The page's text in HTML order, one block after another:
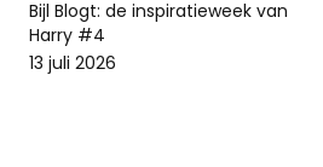
Bijl Blogt: de inspiratieweek van
Harry #4
13 juli 2026